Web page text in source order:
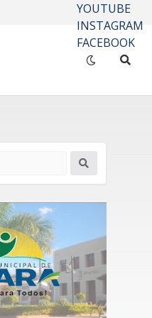
YOUTUBE
INSTAGRAM
FACEBOOK